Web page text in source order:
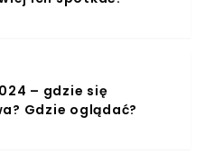
na ulicach Londynu.
– gdzie się
Gdzie oglądać?